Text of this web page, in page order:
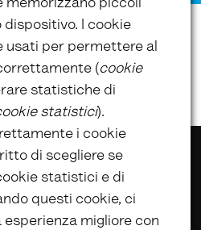
2022
memorizzano piccoli
dispositivo. I cookie
usati per permettere al
(cookie
statistiche di
statistici).
i cookie
di scegliere se
statistici e di
questi cookie, ci
migliore con